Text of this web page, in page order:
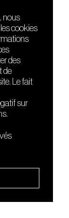
Lyrique
nous
cookies
des
de
Le fait
sur